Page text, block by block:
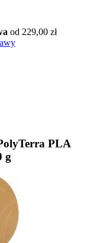
od 229,00 zł
PLA
g